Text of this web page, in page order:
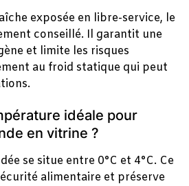
exposée en libre-service, le
conseillé. Il garantit une
et limite les risques
au froid statique qui peut
idéale pour
en vitrine ?
se situe entre 0°C et 4°C. Ce
alimentaire et préserve